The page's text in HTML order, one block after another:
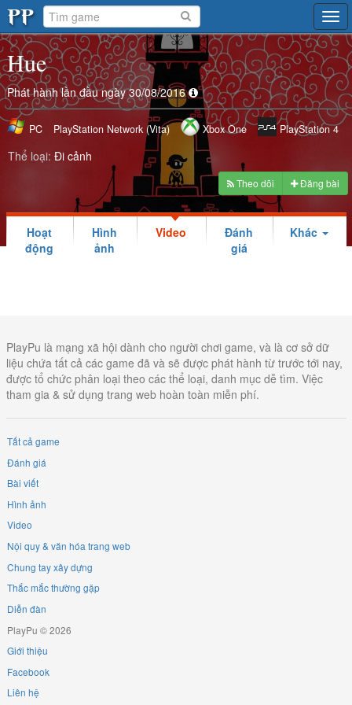
Hue
Phát hành lần đầu ngày 30/08/2016
PC PlayStation Network (Vita) Xbox One PlayStation 4
Thể loại: Đi cảnh
Theo dõi Đăng bài
Hoạt
động
Hình
ảnh
Video
Đánh
giá
Khác
PlayPu là mạng xã hội dành cho người chơi game, và là cơ sở dữ
liệu chứa tất cả các game đã và sẽ được phát hành từ trước tới nay,
được tổ chức phân loại theo các thể loại, danh mục dễ tìm. Việc
tham gia & sử dụng trang web hoàn toàn miễn phí.
Tất cả game
Đánh giá
Bài viết
Hình ảnh
Video
Nội quy & văn hóa trang web
Chung tay xây dựng
Thắc mắc thường gặp
Diễn đàn
PlayPu © 2026
Giới thiệu
Facebook
Liên hệ